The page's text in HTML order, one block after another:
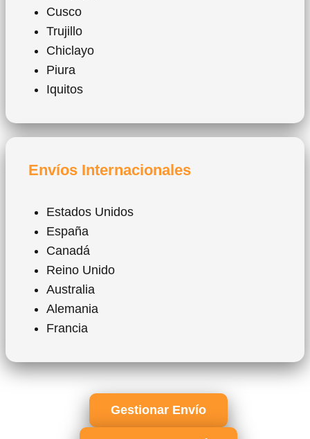
Cusco
Trujillo
Chiclayo
Piura
Iquitos
Envíos Internacionales
Estados Unidos
España
Canadá
Reino Unido
Australia
Alemania
Francia
Gestionar Envío